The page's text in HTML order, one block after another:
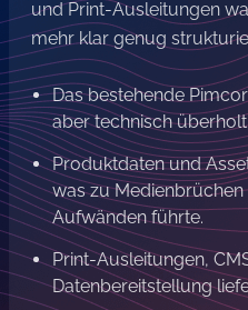
und Print-Ausleitungen
mehr klar genug
Das bestehende
aber technisch
Produktdaten und
was zu
Aufwänden führte.
Print-Ausleitungen,
Datenbereitstellung